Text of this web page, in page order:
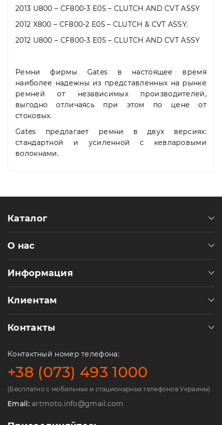
2013 U800 – CF800-3 E05 – CLUTCH AND CVT ASSY
2012 X800 – CF800-2 E05 – CLUTCH & CVT ASSY.
2012 U800 – CF800-3 E05 – CLUTCH AND CVT ASSY
Ремни фирмы Gates в настоящее время
наиболее надежны из представленных на рынке
ремней от независимых производителей,
выгодно отличаясь при этом по цене от
стоковых.
Gates предлагает ремни в двух версиях:
стандартной и усиленной с кевларовыми
волокнами.
Каталог
О нас
Информация
Клиентам
Контакты
Контактный номер телефона:
+38 (073) 493 1000
(Бесплатно с мобильных и стационарных телефонов Украины)
Email:artmoto.info@gmail.com